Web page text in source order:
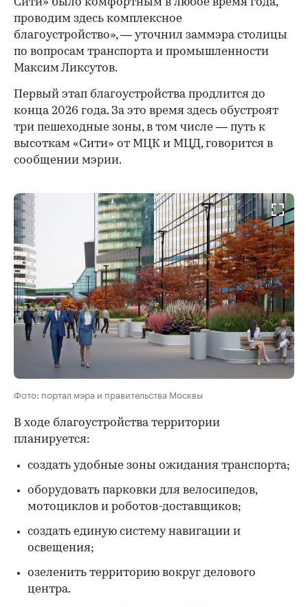
проводим здесь комплексное
благоустройство», — уточнил заммэра столицы
по вопросам транспорта и промышленности
Максим Ликсутов.
Первый этап благоустройства продлится до
конца 2026 года. За это время здесь обустроят
три пешеходные зоны, в том числе — путь к
высоткам «Сити» от МЦК и МЦД, говорится в
сообщении мэрии.
Фото: портал мэра и правительства Москвы
В ходе благоустройства территории
планируется:
создать удобные зоны ожидания транспорта;
оборудовать парковки для велосипедов,
мотоциклов и роботов-доставщиков;
создать единую систему навигации и
освещения;
озеленить территорию вокруг делового
центра.